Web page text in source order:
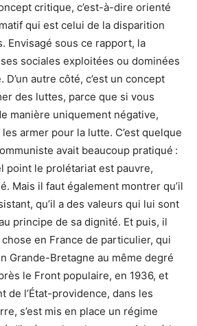
critique, c’est-à-dire orienté
qui est celui de la disparition
Envisagé sous ce rapport, la
sociales exploitées ou dominées
autre côté, c’est un concept
des luttes, parce que si vous
manière uniquement négative,
armer pour la lutte. C’est quelque
avait beaucoup pratiqué :
point le prolétariat est pauvre,
Mais il faut également montrer qu’il
qu’il a des valeurs qui lui sont
principe de sa dignité. Et puis, il
chose en France de particulier, qui
Grande-Bretagne au même degré
le Front populaire, en 1936, et
de l’État-providence, dans les
s’est mis en place un régime